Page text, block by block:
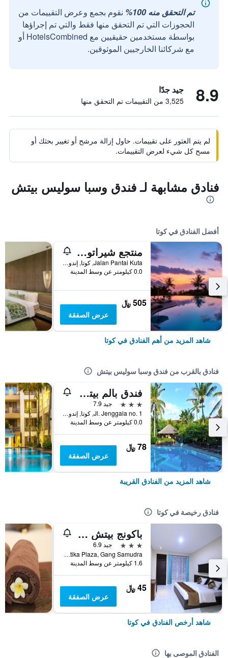
تم التحقق منه 100%
نقوم بجمع وعرض التقييمات من
الحجوزات التي تم التحقق منها فقط والتي تم إجراؤها
بواسطة مستخدمين حقيقيين مع HotelsCombined أو
مع شركائنا الخارجيين الموثوقين.
8.9 جيد جدًا
3,525 من التقييمات تم التحقق منها
لم يتم العثور على تقييمات. حاول إزالة مرشح أو تغيير بحثك أو
مسح كل شيء لعرض التقييمات.
فنادق مشابهة لـ فندق وسبا سوليس بيتش
أفضل الفنادق في كوتا
منتجع شيراتون بالي كوتا
Jalan Pantai Kuta, كوتا, إندونيسيا
0.0 كيلومتر عن وسط المدينة
505 ﷼
عرض الصفقة
شاهد المزيد من أهم الفنادق في كوتا
فنادق بالقرب من فندق وسبا سوليس بيتش
فندق بالم بيتش بالي
3 نجوم
جيد 7.9
Jl. Jenggala no. 1, كوتا, إندونيسيا
0.0 كيلومتر عن وسط المدينة
78 ﷼
عرض الصفقة
شاهد المزيد من الفنادق القريبة
فنادق رخيصة في كوتا
باكونج بيتش ريزورت
3 نجوم
جيد 6.9
Jalan Kartika Plaza, Gang Samudra, كوتا, إندونيسيا
1.6 كيلومتر عن وسط المدينة
45 ﷼
عرض الصفقة
شاهد أرخص الفنادق في كوتا
الفنادق الموصى بها